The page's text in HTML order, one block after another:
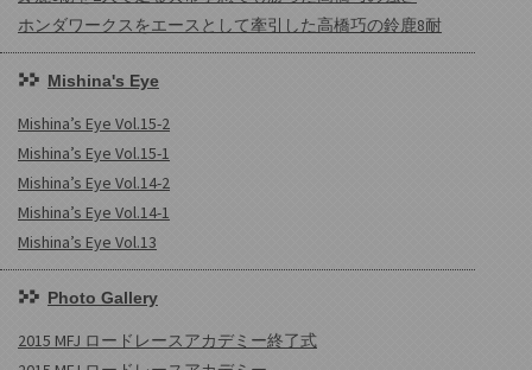
ホンダワークスをエースとして牽引した高橋巧の鈴鹿8耐
Mishina's Eye
Mishina’s Eye Vol.15-2
Mishina’s Eye Vol.15-1
Mishina’s Eye Vol.14-2
Mishina’s Eye Vol.14-1
Mishina’s Eye Vol.13
Photo Gallery
2015 MFJ ロードレースアカデミー終了式